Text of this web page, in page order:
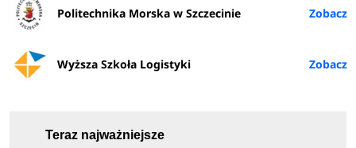
Politechnika Morska w Szczecinie
Wyższa Szkoła Logistyki
Teraz najważniejsze